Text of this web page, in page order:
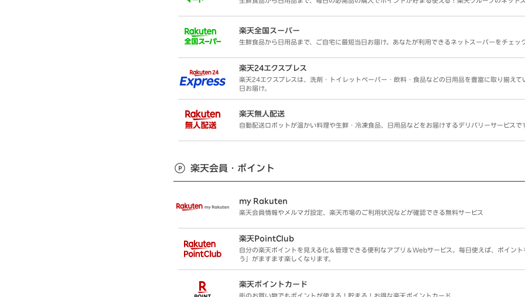
楽天全国スーパー
生鮮食品から日用品まで、ご自宅に最短当日お届け。あなたが利用できるネットスーパーをチェッ
楽天24エクスプレス
楽天24エクスプレスは、洗剤・トイレットペーパー・飲料・食品などの日用品を豊富に取り揃えて
日お届け。
楽天無人配送
自動配送ロボットが温かい料理や生鮮・冷凍食品、日用品などをお届けするデリバリーサービスで
楽天会員・ポイント
my Rakuten
楽天会員情報やメルマガ設定、楽天市場のご利用状況などが確認できる無料サービス
楽天PointClub
自分の楽天ポイントを見える化＆管理できる便利なアプリ＆Webサービス。毎日使えば、ポイン
う」がますます楽しくなります。
楽天ポイントカード
街のお買い物でもポイントが使える！貯まる！お得な楽天ポイントカード